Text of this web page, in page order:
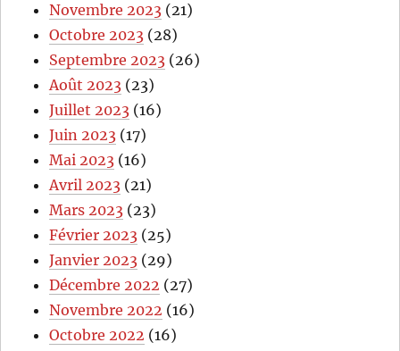
Novembre 2023 (21)
Octobre 2023 (28)
Septembre 2023 (26)
Août 2023 (23)
Juillet 2023 (16)
Juin 2023 (17)
Mai 2023 (16)
Avril 2023 (21)
Mars 2023 (23)
Février 2023 (25)
Janvier 2023 (29)
Décembre 2022 (27)
Novembre 2022 (16)
Octobre 2022 (16)